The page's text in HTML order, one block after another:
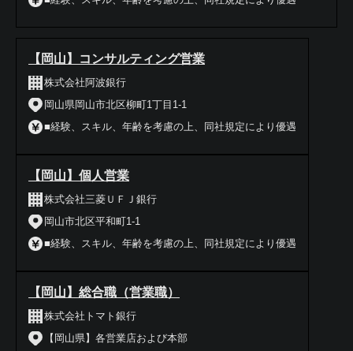
【岡山】コンサルティング営業
株式会社阿波銀行
岡山県岡山市北区柳町1丁目1-1
■経験、スキル、年齢を考慮の上、同社規定により優遇
【岡山】個人営業
株式会社三菱ＵＦＪ銀行
岡山市北区平和町1-1
■経験、スキル、年齢を考慮の上、同社規定により優遇
【岡山】総合職（営業職）
株式会社トマト銀行
【岡山県】各営業店および本部